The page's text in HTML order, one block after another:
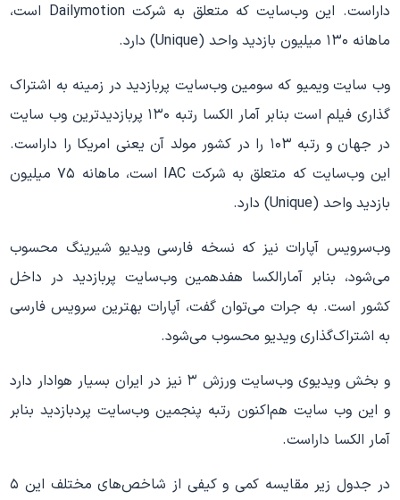
داراست. این وب‌سایت که متعلق به شرکت Dailymotion است،
ماهانه ۱۳۰ میلیون بازدید واحد (Unique) دارد.
وب سایت ویمیو که سومین وب‌سایت پربازدید در زمینه به اشتراک
گذاری فیلم است بنابر آمار الکسا رتبه ۱۳۰ پربازدیدترین وب سایت
در جهان و رتبه ۱۰۳ را در کشور مولد آن یعنی امریکا را داراست.
این وب‌سایت که متعلق به شرکت IAC است، ماهانه ۷۵ میلیون
بازدید واحد (Unique) دارد.
وب‌سرویس آپارات نیز که نسخه فارسی ویدیو شیرینگ محسوب
می‌شود، بنابر آمارالکسا هفدهمین وب‌سایت پربازدید در داخل
کشور است. به جرات می‌توان گفت، آپارات بهترین سرویس فارسی
به اشتراک‌گذاری ویدیو محسوب می‌شود.
و بخش ویدیوی وب‌سایت ورزش ۳ نیز در ایران بسیار هوادار دارد
و این وب سایت‌ هم‌اکنون رتبه پنجمین وب‌سایت پردبازدید بنابر
آمار الکسا داراست.
در جدول زیر مقایسه کمی و کیفی از شاخص‌های مختلف این ۵